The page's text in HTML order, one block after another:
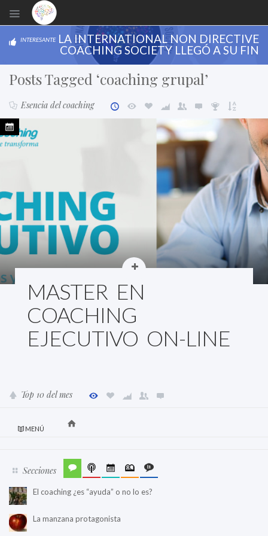
INTERESANTE LA INTERNATIONAL NON DIRECTIVE
COACHING SOCIETY LLEGÓ A SU FIN
Posts Tagged ‘coaching grupal’
Esencia del coaching
MASTER EN
COACHING
EJECUTIVO ON-LINE
Top 10 del mes
MENÚ
Secciones
El coaching ¿es “ayuda” o no lo es?
La manzana protagonista